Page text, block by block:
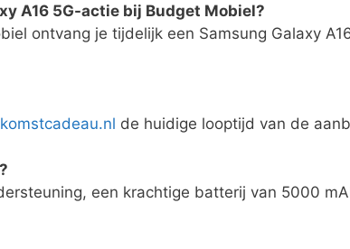
A16 5G-actie bij Budget Mobiel?
ontvang je tijdelijk een Samsung Galaxy
de huidige looptijd van de
een krachtige batterij van 5000